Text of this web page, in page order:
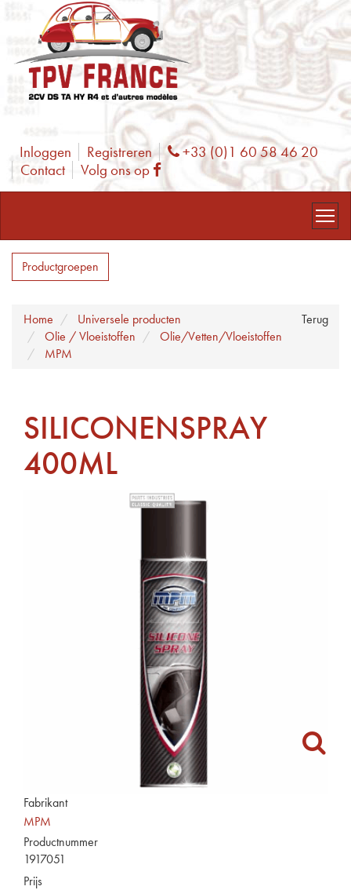
Inloggen Registreren Phone
+33 (0)1 60 58 46 20
Contact
Volg ons op Facebook
Productgroepen
Terug
Home
Universele producten
Olie / Vloeistoffen
Olie/Vetten/Vloeistoffen
MPM
SILICONENSPRAY
400ML
Fabrikant
MPM
Productnummer
1917051
Prijs